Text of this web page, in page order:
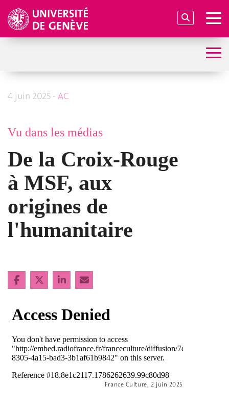
4 juin 2025 - AC
Vu dans les médias
De la Croix-Rouge
à MSF, aux
origines de
l'humanitaire
France Culture, 2 juin 2025